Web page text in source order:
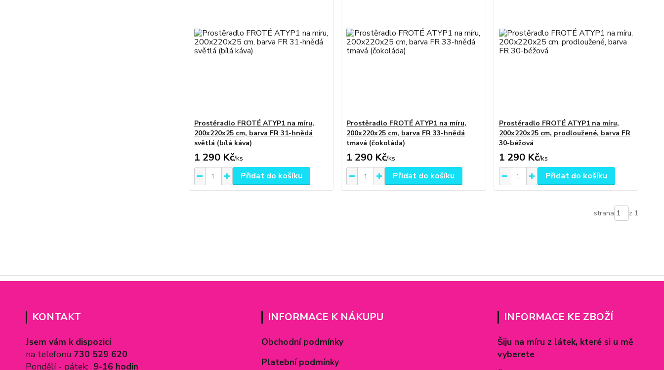
Prostěradlo FROTÉ ATYP1 na míru,
200x220x25 cm, barva FR 31-hnědá
světlá (bílá káva)
1 290 Kč/ks
Přidat do košíku
Prostěradlo FROTÉ ATYP1 na míru,
200x220x25 cm, barva FR 33-hnědá
tmavá (čokoláda)
1 290 Kč/ks
Přidat do košíku
Prostěradlo FROTÉ ATYP1 na míru,
200x220x25 cm, prodloužené, barva FR
30-béžová
1 290 Kč/ks
Přidat do košíku
strana z 1
KONTAKT
Jsem vám k dispozici
na telefonu 730 529 620
Pondělí - pátek: 9-16 hodin
INFORMACE K NÁKUPU
Obchodní podmínky
Platební podmínky
INFORMACE KE ZBOŽÍ
Šiju na míru z látek, které si u mě
vyberete